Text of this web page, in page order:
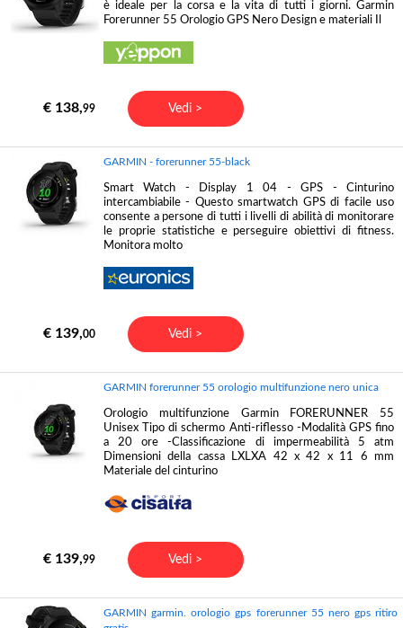
è ideale per la corsa e la vita di tutti i giorni. Garmin
Forerunner 55 Orologio GPS Nero Design e materiali Il
€ 138,99 Vedi >
GARMIN - forerunner 55-black
Smart Watch - Display 1 04 - GPS - Cinturino
intercambiabile - Questo smartwatch GPS di facile uso
consente a persone di tutti i livelli di abilità di monitorare
le proprie statistiche e perseguire obiettivi di fitness.
Monitora molto
€ 139,00 Vedi >
GARMIN forerunner 55 orologio multifunzione nero unica
Orologio multifunzione Garmin FORERUNNER 55
Unisex Tipo di schermo Anti-riflesso -Modalità GPS fino
a 20 ore -Classificazione di impermeabilità 5 atm
Dimensioni della cassa LXLXA 42 x 42 x 11 6 mm
Materiale del cinturino
€ 139,99 Vedi >
GARMIN garmin. orologio gps forerunner 55 nero gps ritiro